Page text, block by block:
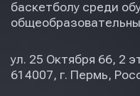
баскетболу среди
ул. 25 Октября 66, 2
614007, г. Пермь,